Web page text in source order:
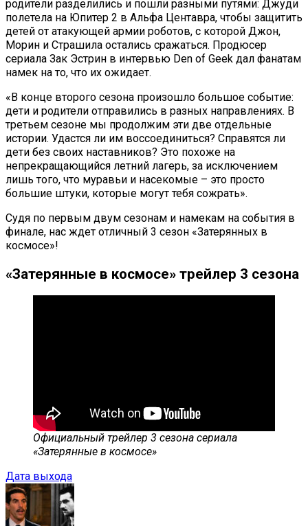
родители разделились и пошли разными путями: Джуди
полетела на Юпитер 2 в Альфа Центавра, чтобы защитить
детей от атакующей армии роботов, с которой Джон,
Морин и Страшила остались сражаться. Продюсер
сериала Зак Эстрин в интервью Den of Geek дал фанатам
намек на то, что их ожидает.
«В конце второго сезона произошло большое событие:
дети и родители отправились в разных направлениях. В
третьем сезоне мы продолжим эти две отдельные
истории. Удастся ли им воссоединиться? Справятся ли
дети без своих наставников? Это похоже на
непрекращающийся летний лагерь, за исключением
лишь того, что муравьи и насекомые – это просто
большие штуки, которые могут тебя сожрать».
Судя по первым двум сезонам и намекам на события в
финале, нас ждет отличный 3 сезон «Затерянных в
космосе»!
«Затерянные в космосе» трейлер 3 сезона
Официальный трейлер 3 сезона сериала
«Затерянные в космосе»
Дата выхода